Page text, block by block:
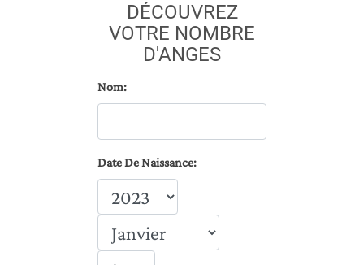
DÉCOUVREZ
VOTRE NOMBRE
D'ANGES
Nom:
Date De Naissance: